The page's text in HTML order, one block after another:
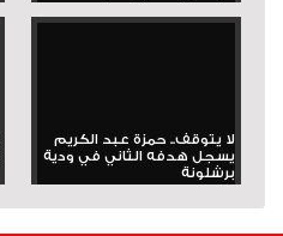
لا يتوقف.. حمزة عبد الكريم
يسجل هدفه الثاني في ودية
برشلونة